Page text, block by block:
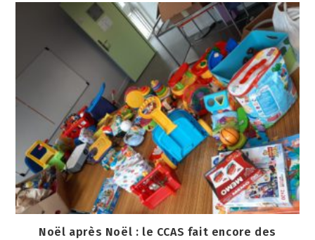
Noël après Noël : le CCAS fait encore des